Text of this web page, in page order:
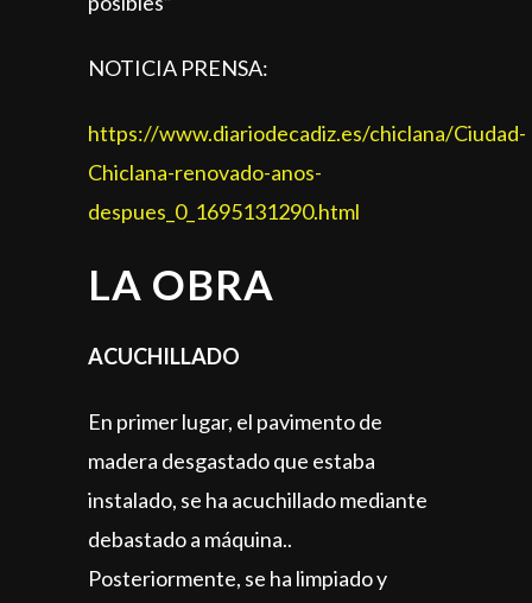
NOTICIA PRENSA:
https://www.diariodecadiz.es/chiclana/Ciudad-
Chiclana-renovado-anos-
despues_0_1695131290.html
LA OBRA
ACUCHILLADO
En primer lugar, el pavimento de
madera desgastado que estaba
instalado, se ha acuchillado mediante
debastado a máquina..
Posteriormente, se ha limpiado y